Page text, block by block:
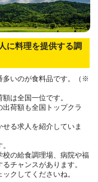
に料理を提供する調
多いのが食料品です。（※
は全国一位です。
荷額も全国トップクラ
る求人を紹介していま
の給食調理場、病院や福
チャンスがあります。
クしてくださいね。